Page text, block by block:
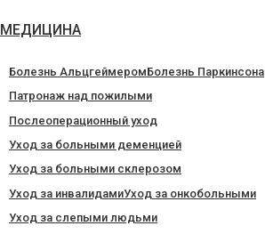
МЕДИЦИНА
Болезнь АльцгеймеромБолезнь Паркинсона
Патронаж над пожилыми
Послеоперационный уход
Уход за больными деменцией
Уход за больными склерозом
Уход за инвалидамиУход за онкобольными
Уход за слепыми людьми